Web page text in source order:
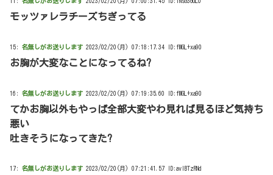
モッツァレラチーズちぎってる
15: 名無しがお送りします 2023/02/20(月) 07:18:17.34 ID:fMGL+xa90
お胸が大変なことになってるね?
16: 名無しがお送りします 2023/02/20(月) 07:19:35.60 ID:fMGL+xa90
てかお胸以外もやっぱ全部大変やわ見れば見るほど気持ち
悪い
吐きそうになってきた?
17: 名無しがお送りします 2023/02/20(月) 07:21:41.57 ID:avIBTzRNd